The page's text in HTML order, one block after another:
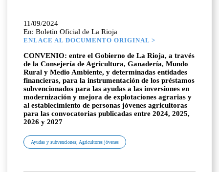
11/09/2024
En: Boletín Oficial de La Rioja
ENLACE AL DOCUMENTO ORIGINAL >
CONVENIO: entre el Gobierno de La Rioja, a través
de la Consejería de Agricultura, Ganadería, Mundo
Rural y Medio Ambiente, y determinadas entidades
financieras, para la instrumentación de los préstamos
subvencionados para las ayudas a las inversiones en
modernización y mejora de explotaciones agrarias y
al establecimiento de personas jóvenes agricultoras
para las convocatorias publicadas entre 2024, 2025,
2026 y 2027
Ayudas y subvenciones; Agricultores jóvenes